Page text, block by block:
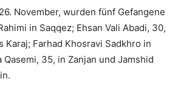
November, wurden fünf Gefangene
in Saqqez; Ehsan Vali Abadi, 30,
Karaj; Farhad Khosravi Sadkhro in
Qasemi, 35, in Zanjan und Jamshid